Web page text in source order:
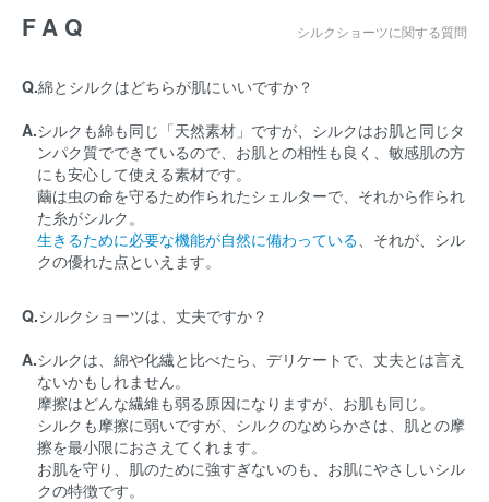
FAQ シルクショーツに関する質問
Q.綿とシルクはどちらが肌にいいですか？
A.シルクも綿も同じ「天然素材」ですが、シルクはお肌と同じタ
ンパク質でできているので、お肌との相性も良く、敏感肌の方
にも安心して使える素材です。
繭は虫の命を守るため作られたシェルターで、それから作られ
た糸がシルク。
生きるために必要な機能が自然に備わっている 、それが、シル
クの優れた点といえます。
Q.シルクショーツは、丈夫ですか？
A.シルクは、綿や化繊と比べたら、デリケートで、丈夫とは言え
ないかもしれません。
摩擦はどんな繊維も弱る原因になりますが、お肌も同じ。
シルクも摩擦に弱いですが、シルクのなめらかさは、肌との摩
擦を最小限におさえてくれます。
お肌を守り、肌のために強すぎないのも、お肌にやさしいシル
クの特徴です。